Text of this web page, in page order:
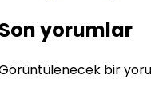
yorumlar
bir